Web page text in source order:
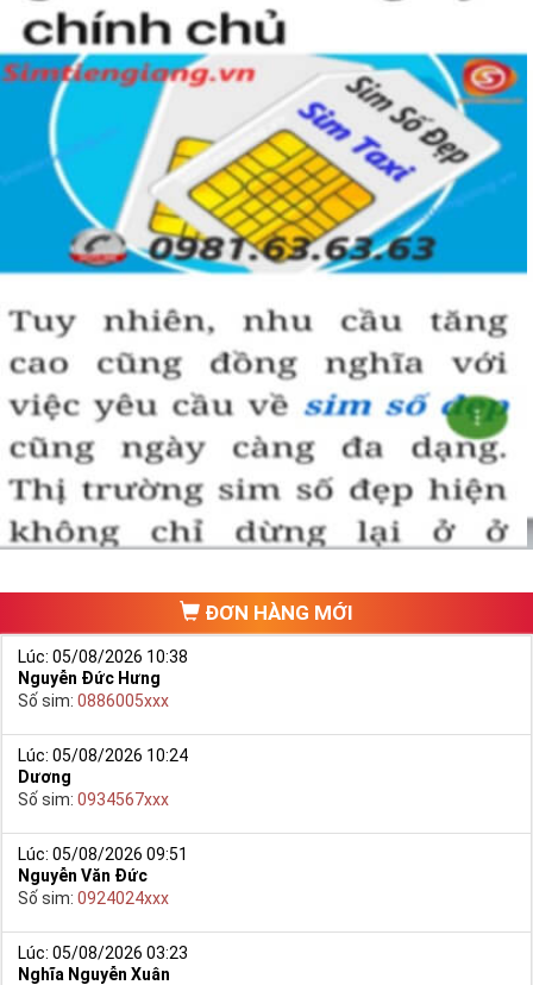
ĐƠN HÀNG MỚI
Lúc: 05/08/2026 10:38
Nguyễn Đức Hưng
Số sim: 0886005xxx
Lúc: 05/08/2026 10:24
Dương
Số sim: 0934567xxx
Lúc: 05/08/2026 09:51
Nguyễn Văn Đức
Số sim: 0924024xxx
Lúc: 05/08/2026 03:23
Nghĩa Nguyễn Xuân